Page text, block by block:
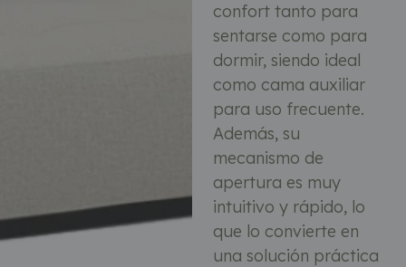
confort tanto para
sentarse como para
dormir, siendo ideal
como cama auxiliar
para uso frecuente.
Además, su
mecanismo de
apertura es muy
intuitivo y rápido, lo
que lo convierte en
una solución práctica